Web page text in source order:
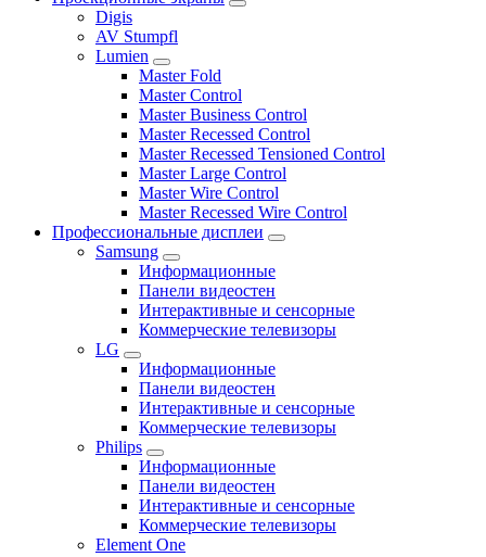
Digis
AV Stumpfl
Lumien
Master Fold
Master Control
Master Business Control
Master Recessed Control
Master Recessed Tensioned Control
Master Large Control
Master Wire Control
Master Recessed Wire Control
Профессиональные дисплеи
Samsung
Информационные
Панели видеостен
Интерактивные и сенсорные
Коммерческие телевизоры
LG
Информационные
Панели видеостен
Интерактивные и сенсорные
Коммерческие телевизоры
Philips
Информационные
Панели видеостен
Интерактивные и сенсорные
Коммерческие телевизоры
Element One